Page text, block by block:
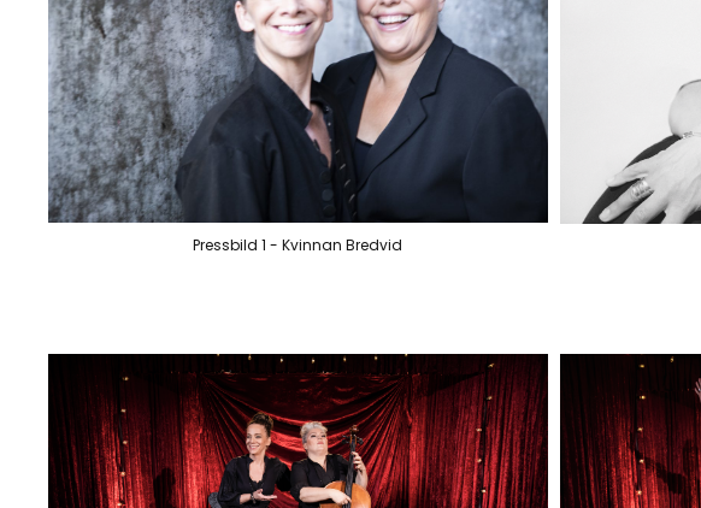
Pressbild 1 - Kvinnan Bredvid